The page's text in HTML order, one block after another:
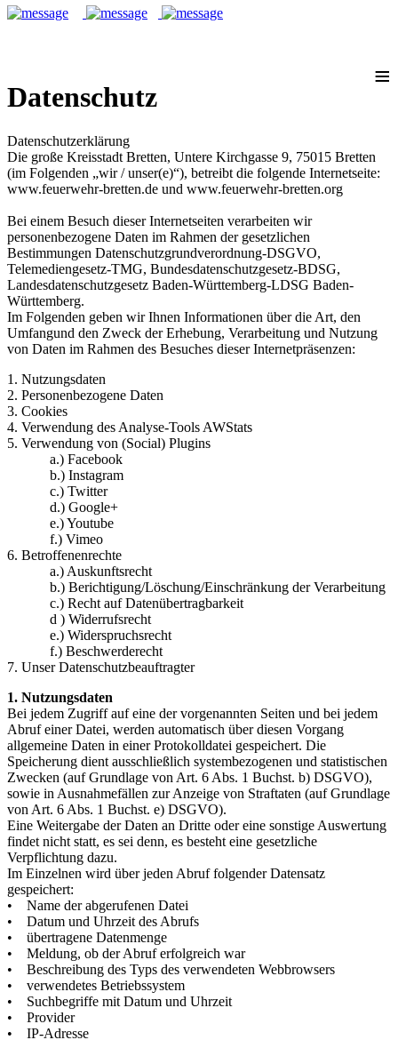
≡
Datenschutz
Datenschutzerklärung
Die große Kreisstadt Bretten, Untere Kirchgasse 9, 75015 Bretten
(im Folgenden „wir / unser(e)“), betreibt die folgende Internetseite:
www.feuerwehr-bretten.de und www.feuerwehr-bretten.org
Bei einem Besuch dieser Internetseiten verarbeiten wir
personenbezogene Daten im Rahmen der gesetzlichen
Bestimmungen Datenschutzgrundverordnung-DSGVO,
Telemediengesetz-TMG, Bundesdatenschutzgesetz-BDSG,
Landesdatenschutzgesetz Baden-Württemberg-LDSG Baden-
Württemberg.
Im Folgenden geben wir Ihnen Informationen über die Art, den
Umfangund den Zweck der Erhebung, Verarbeitung und Nutzung
von Daten im Rahmen des Besuches dieser Internetpräsenzen:
1. Nutzungsdaten
2. Personenbezogene Daten
3. Cookies
4. Verwendung des Analyse-Tools AWStats
5. Verwendung von (Social) Plugins
a.) Facebook
b.) Instagram
c.) Twitter
d.) Google+
e.) Youtube
f.) Vimeo
6. Betroffenenrechte
a.) Auskunftsrecht
b.) Berichtigung/Löschung/Einschränkung der Verarbeitung
c.) Recht auf Datenübertragbarkeit
d ) Widerrufsrecht
e.) Widerspruchsrecht
f.) Beschwerderecht
7. Unser Datenschutzbeauftragter
1. Nutzungsdaten
Bei jedem Zugriff auf eine der vorgenannten Seiten und bei jedem
Abruf einer Datei, werden automatisch über diesen Vorgang
allgemeine Daten in einer Protokolldatei gespeichert. Die
Speicherung dient ausschließlich systembezogenen und statistischen
Zwecken (auf Grundlage von Art. 6 Abs. 1 Buchst. b) DSGVO),
sowie in Ausnahmefällen zur Anzeige von Straftaten (auf Grundlage
von Art. 6 Abs. 1 Buchst. e) DSGVO).
Eine Weitergabe der Daten an Dritte oder eine sonstige Auswertung
findet nicht statt, es sei denn, es besteht eine gesetzliche
Verpflichtung dazu.
Im Einzelnen wird über jeden Abruf folgender Datensatz
gespeichert:
• Name der abgerufenen Datei
• Datum und Uhrzeit des Abrufs
• übertragene Datenmenge
• Meldung, ob der Abruf erfolgreich war
• Beschreibung des Typs des verwendeten Webbrowsers
• verwendetes Betriebssystem
• Suchbegriffe mit Datum und Uhrzeit
• Provider
• IP-Adresse